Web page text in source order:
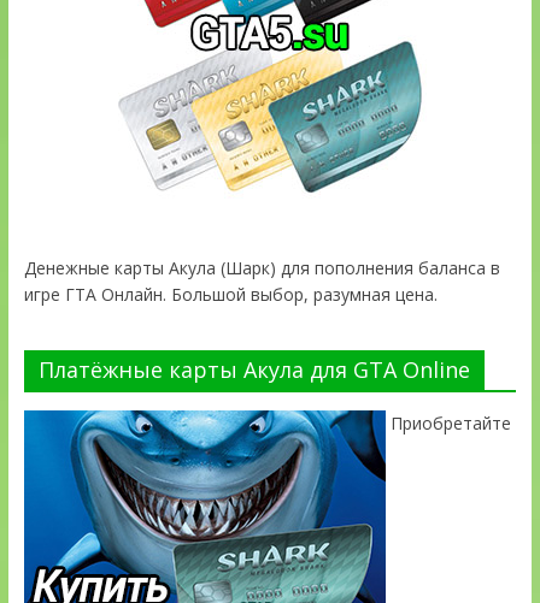
Денежные карты Акула (Шарк) для пополнения баланса в
игре ГТА Онлайн. Большой выбор, разумная цена.
Платёжные карты Акула для GTA Online
Приобретайте